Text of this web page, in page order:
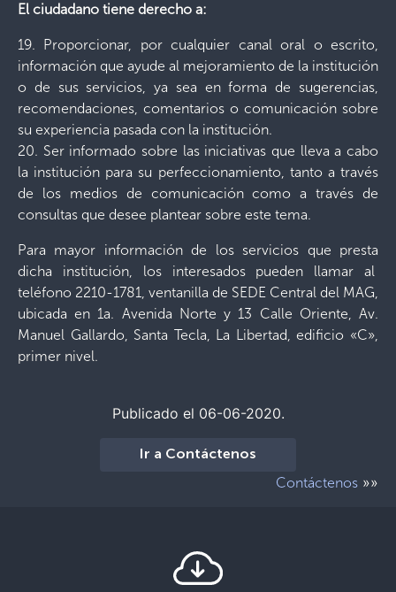
El ciudadano tiene derecho a:
19. Proporcionar, por cualquier canal oral o escrito,
información que ayude al mejoramiento de la institución
o de sus servicios, ya sea en forma de sugerencias,
recomendaciones, comentarios o comunicación sobre
su experiencia pasada con la institución.
20. Ser informado sobre las iniciativas que lleva a cabo
la institución para su perfeccionamiento, tanto a través
de los medios de comunicación como a través de
consultas que desee plantear sobre este tema.
Para mayor información de los servicios que presta
dicha institución, los interesados pueden llamar al
teléfono 2210-1781, ventanilla de SEDE Central del MAG,
ubicada en 1a. Avenida Norte y 13 Calle Oriente, Av.
Manuel Gallardo, Santa Tecla, La Libertad, edificio «C»,
primer nivel.
Publicado el 06-06-2020.
Ir a Contáctenos
Contáctenos »»